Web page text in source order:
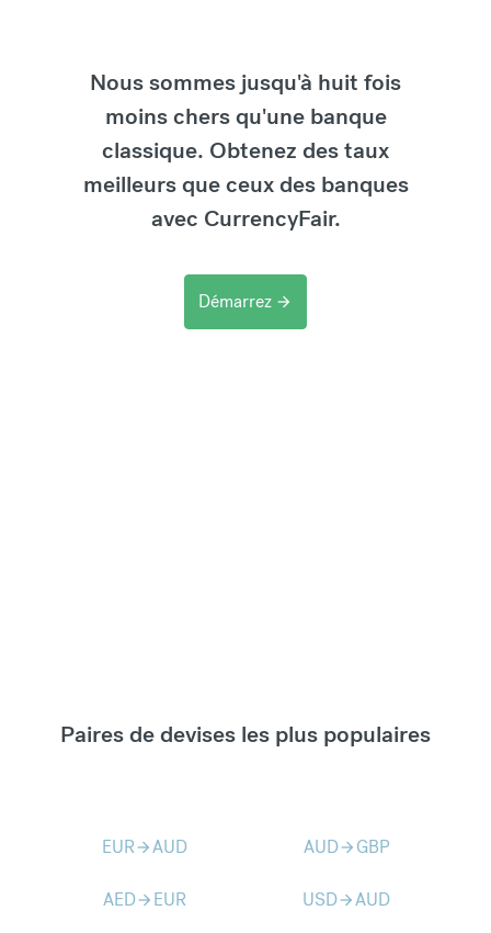
Nous sommes jusqu'à huit fois
moins chers qu'une banque
classique. Obtenez des taux
meilleurs que ceux des banques
avec CurrencyFair.
Démarrez arrow_forward
Paires de devises les plus populaires
EURarrow_forwardAUD AUDarrow_forward GBP
AEDarrow_forward EUR USDarrow_forwardAUD